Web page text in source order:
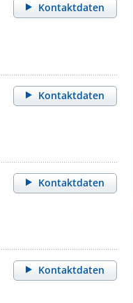
Kontaktdaten
Kontaktdaten
Kontaktdaten
Kontaktdaten